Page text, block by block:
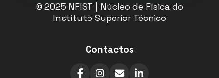
© 2025 NFIST | Núcleo de Física do
Instituto Superior Técnico
Contactos